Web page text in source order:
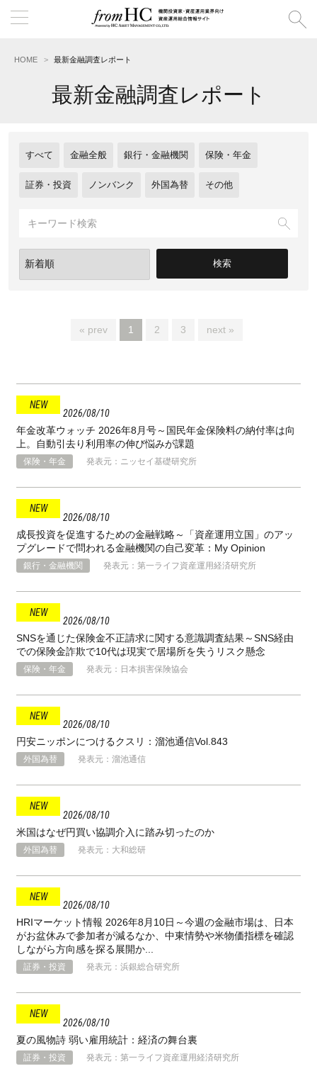
HOME 最新金融調査レポート
最新金融調査レポート
すべて 金融全般 銀行・金融機関 保険・年金
証券・投資 ノンバンク 外国為替 その他
« prev 1 2 3 next »
2026 08 10
年金改革ウォッチ 2026年8月号～国民年金保険料の納付率は向
上。自動引去り利用率の伸び悩みが課題
保険・年金 発表元：ニッセイ基礎研究所
2026 08 10
成長投資を促進するための金融戦略～「資産運用立国」のアッ
プグレードで問われる金融機関の自己変革：My Opinion
銀行・金融機関 発表元：第一ライフ資産運用経済研究所
2026 08 10
SNSを通じた保険金不正請求に関する意識調査結果～SNS経由
での保険金詐欺で10代は現実で居場所を失うリスク懸念
保険・年金 発表元：日本損害保険協会
2026 08 10
円安ニッポンにつけるクスリ：溜池通信Vol.843
外国為替 発表元：溜池通信
2026 08 10
米国はなぜ円買い協調介入に踏み切ったのか
外国為替 発表元：大和総研
2026 08 10
HRIマーケット情報 2026年8月10日～今週の金融市場は、日本
がお盆休みで参加者が減るなか、中東情勢や米物価指標を確認
しながら方向感を探る展開か...
証券・投資 発表元：浜銀総合研究所
2026 08 10
夏の風物詩 弱い雇用統計：経済の舞台裏
証券・投資 発表元：第一ライフ資産運用経済研究所